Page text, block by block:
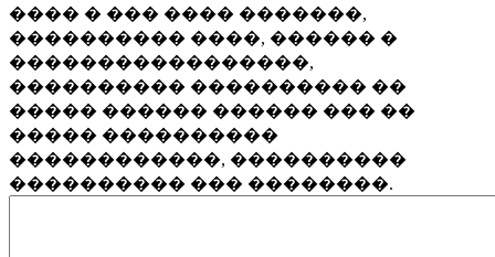
���� � ��� ���� �������,
���������� ����, ������ �
�����������������,
���������� ���������� ��
����� ������ ������ ��� ��
����� ����������
������������, ����������
���������� ��� ��������.